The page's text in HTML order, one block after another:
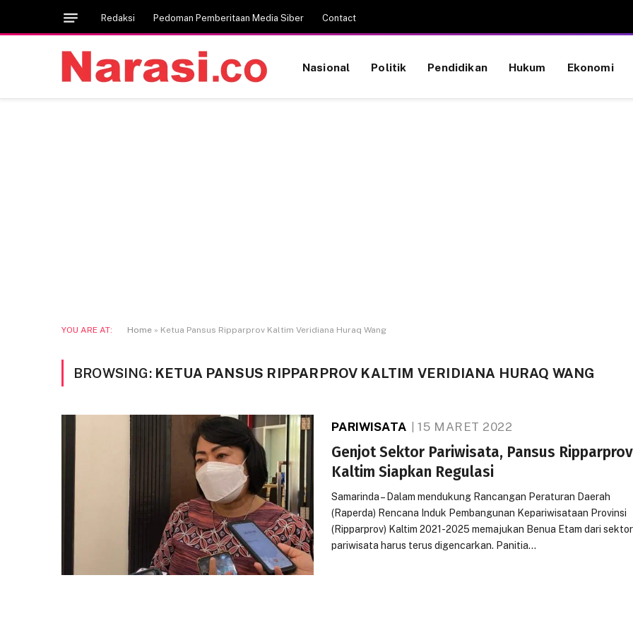
Redaksi Pedoman Pemberitaan Media Siber Contact
Nasional Politik Pendidikan Hukum Ekonomi
YOU ARE AT: Home » Ketua Pansus Ripparprov Kaltim Veridiana Huraq Wang
BROWSING: KETUA PANSUS RIPPARPROV KALTIM VERIDIANA HURAQ WANG
PARIWISATA 15 MARET 2022
Genjot Sektor Pariwisata, Pansus Ripparprov
Kaltim Siapkan Regulasi
Samarinda – Dalam mendukung Rancangan Peraturan Daerah
(Raperda) Rencana Induk Pembangunan Kepariwisataan Provinsi
(Ripparprov) Kaltim 2021-2025 memajukan Benua Etam dari sektor
pariwisata harus terus digencarkan. Panitia…